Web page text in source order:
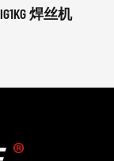
焊丝机